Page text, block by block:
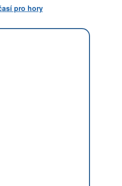
pro hory